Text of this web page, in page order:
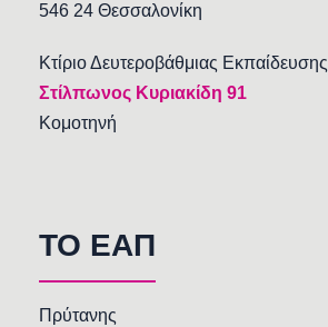
546 24 Θεσσαλονίκη
Κτίριο Δευτεροβάθμιας Εκπαίδευσης
Στίλπωνος Κυριακίδη 91
Κομοτηνή
TO EAΠ
Πρύτανης